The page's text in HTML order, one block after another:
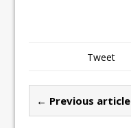
Tweet
← Previous article